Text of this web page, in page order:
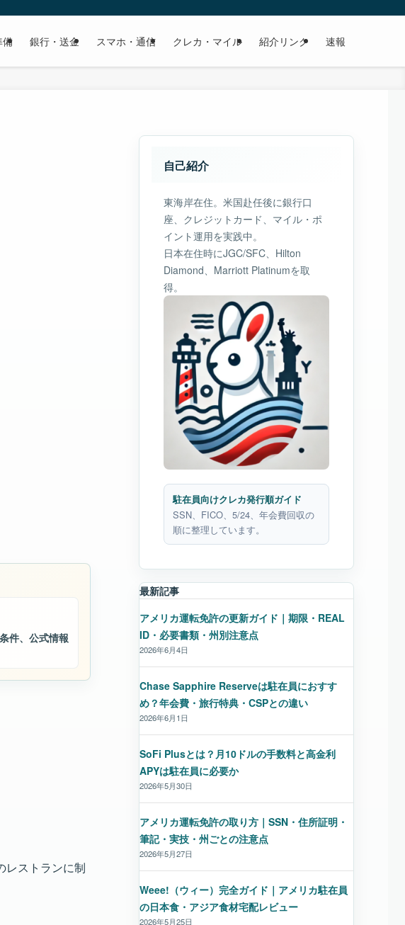
備 銀行・送金 スマホ・通信 クレカ・マイル 紹介リンク 速報
件、公式情報
レストランに制
自己紹介
東海岸在住。米国赴任後に銀行口
座、クレジットカード、マイル・ポ
イント運用を実践中。
日本在住時にJGC/SFC、Hilton
Diamond、Marriott Platinumを取
得。
駐在員向けクレカ発行順ガイド
SSN、FICO、5/24、年会費回収の
順に整理しています。
最新記事
アメリカ運転免許の更新ガイド｜期限・REAL
ID・必要書類・州別注意点
2026年6月4日
Chase Sapphire Reserveは駐在員におすす
め？年会費・旅行特典・CSPとの違い
2026年6月1日
SoFi Plusとは？月10ドルの手数料と高金利
APYは駐在員に必要か
2026年5月30日
アメリカ運転免許の取り方｜SSN・住所証明・
筆記・実技・州ごとの注意点
2026年5月27日
Weee!（ウィー）完全ガイド｜アメリカ駐在員
の日本食・アジア食材宅配レビュー
2026年5月25日